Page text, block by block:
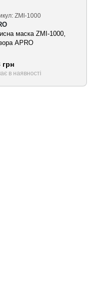
ZMI-1000
маска ZMI-1000,
APRO
грн
в наявності